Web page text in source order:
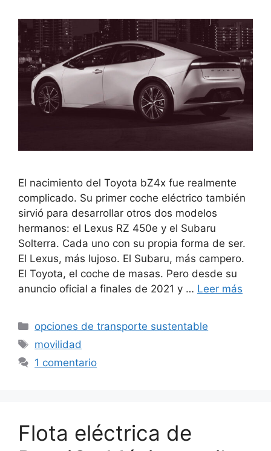
El nacimiento del Toyota bZ4x fue realmente
complicado. Su primer coche eléctrico también
sirvió para desarrollar otros dos modelos
hermanos: el Lexus RZ 450e y el Subaru
Solterra. Cada uno con su propia forma de ser.
El Lexus, más lujoso. El Subaru, más campero.
El Toyota, el coche de masas. Pero desde su
anuncio oficial a finales de 2021 y … Leer más
Categorías
opciones de transporte sustentable
Etiquetas
movilidad
1 comentario
Flota eléctrica de